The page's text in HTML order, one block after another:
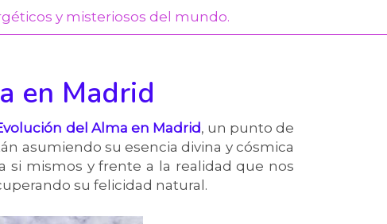
y misteriosos del mundo.
en Madrid
del Alma en Madrid, un punto de
asumiendo su esencia divina y cósmica
si mismos y frente a la realidad que nos
su felicidad natural.